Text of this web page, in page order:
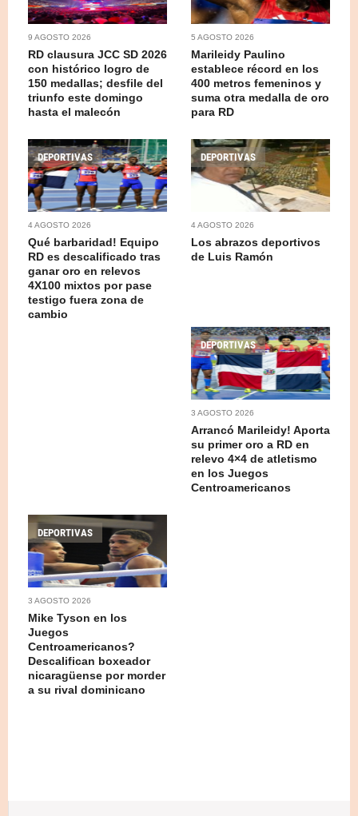
9 AGOSTO 2026
RD clausura JCC SD 2026
con histórico logro de
150 medallas; desfile del
triunfo este domingo
hasta el malecón
5 AGOSTO 2026
Marileidy Paulino
establece récord en los
400 metros femeninos y
suma otra medalla de oro
para RD
DEPORTIVAS
4 AGOSTO 2026
Qué barbaridad! Equipo
RD es descalificado tras
ganar oro en relevos
4X100 mixtos por pase
testigo fuera zona de
cambio
DEPORTIVAS
4 AGOSTO 2026
Los abrazos deportivos
de Luis Ramón
DEPORTIVAS
3 AGOSTO 2026
Arrancó Marileidy! Aporta
su primer oro a RD en
relevo 4×4 de atletismo
en los Juegos
Centroamericanos
DEPORTIVAS
3 AGOSTO 2026
Mike Tyson en los
Juegos
Centroamericanos?
Descalifican boxeador
nicaragüense por morder
a su rival dominicano